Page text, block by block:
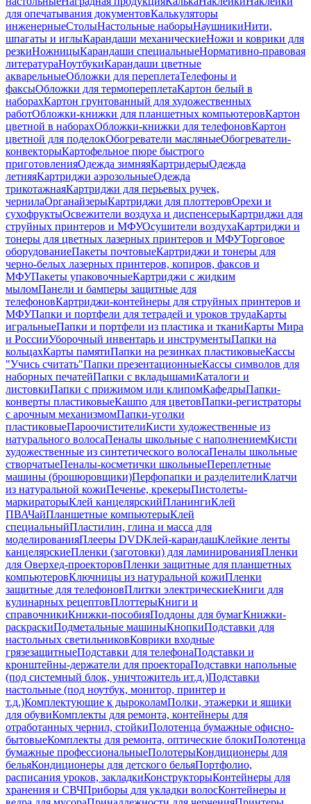
для опечатывания документовКалькуляторы
инженерныеСтолыНастольные наборыНаушникиНити,
шпагаты и иглыКарандаши механическиеНожи и коврики для
резкиНожницыКарандаши специальныеНормативно-правовая
литератураНоутбукиКарандаши цветные
акварельныеОбложки для переплетаТелефоны и
факсыОбложки для термопереплетаКартон белый в
наборахКартон грунтованный для художественных
работОбложки-книжки для планшетных компьютеровКартон
цветной в наборахОбложки-книжки для телефоновКартон
цветной для поделокОбогреватели масляныеОбогреватели-
конвекторыКартофельное пюре быстрого
приготовленияОдежда зимняяКартридерыОдежда
летняяКартриджи аэрозольныеОдежда
трикотажнаяКартриджи для перьевых ручек,
чернилаОрганайзерыКартриджи для плоттеровОрехи и
сухофруктыОсвежители воздуха и диспенсерыКартриджи для
струйных принтеров и МФУОсушители воздухаКартриджи и
тонеры для цветных лазерных принтеров и МФУТорговое
оборудованиеПакеты почтовыеКартриджи и тонеры для
черно-белых лазерных принтеров, копиров, факсов и
МФУПакеты упаковочныеКартриджи с жидким
мыломПанели и бамперы защитные для
телефоновКартриджи-контейнеры для струйных принтеров и
МФУПапки и портфели для тетрадей и уроков трудаКарты
игральныеПапки и портфели из пластика и тканиКарты Мира
и РоссииУборочный инвентарь и инструментыПапки на
кольцахКарты памятиПапки на резинках пластиковыеКассы
"Учись считать"Папки презентационныеКассы символов для
наборных печатейПапки с вкладышамиКаталоги и
листовкиПапки с прижимом или клипомКафедрыПапки-
конверты пластиковыеКашпо для цветовПапки-регистраторы
с арочным механизмомПапки-уголки
пластиковыеПароочистителиКисти художественные из
натурального волосаПеналы школьные с наполнениемКисти
художественные из синтетического волосаПеналы школьные
створчатыеПеналы-косметички школьныеПереплетные
машины (брошюровщики)Перфопапки и разделителиКлатчи
из натуральной кожиПеченье, крекерыПистолеты-
маркираторыКлей канцелярскийПланингиКлей
ПВАЧайПланшетные компьютерыКлей
специальныйПластилин, глина и масса для
моделированияПлееры DVDКлей-карандашКлейкие ленты
канцелярскиеПленки (заготовки) для ламинированияПленки
для Оверхед-проекторовПленки защитные для планшетных
компьютеровКлючницы из натуральной кожиПленки
защитные для телефоновПлитки электрическиеКниги для
кулинарных рецептовПлоттерыКниги и
справочникиКнижки-пособияПоддоны для бумагКнижки-
раскраскиПодметальные машиныКнопкиПодставки для
настольных светильниковКоврики входные
грязезащитныеПодставки для телефонаПодставки и
кронштейны-держатели для проектораПодставки напольные
(под системный блок, уничтожитель ит.д.)Подставки
настольные (под ноутбук, монитор, принтер и
т.д.)Комплектующие к дыроколамПолки, этажерки и ящики
для обувиКомплекты для ремонта, контейнеры для
отработанных чернил, стойкиПолотенца бумажные офисно-
бытовыеКомплекты для ремонта, оптические блокиПолотенца
бумажные профессиональныеПолотерыКондиционеры для
бельяКондиционеры для детского бельяПортфолио,
расписания уроков, закладкиКонструкторыКонтейнеры для
хранения и СВЧПриборы для укладки волосКонтейнеры и